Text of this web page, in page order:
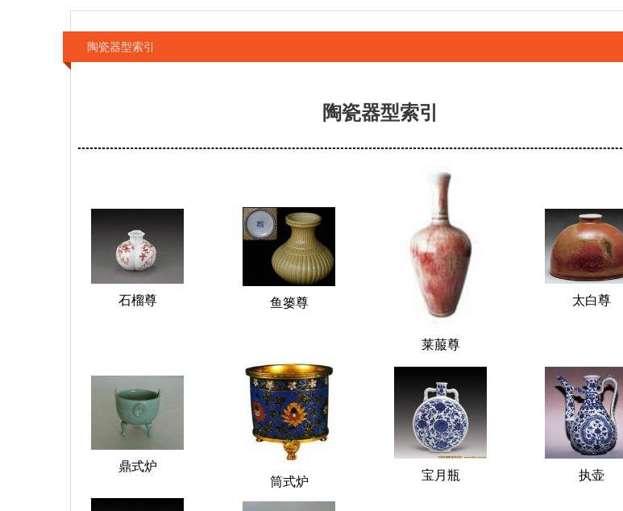
陶瓷器型索引
陶瓷器型索引
石榴尊 鱼篓尊
莱菔尊
太白尊
鼎式炉
筒式炉
宝月瓶 执壶